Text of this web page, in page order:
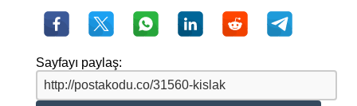
Sayfayı paylaş: